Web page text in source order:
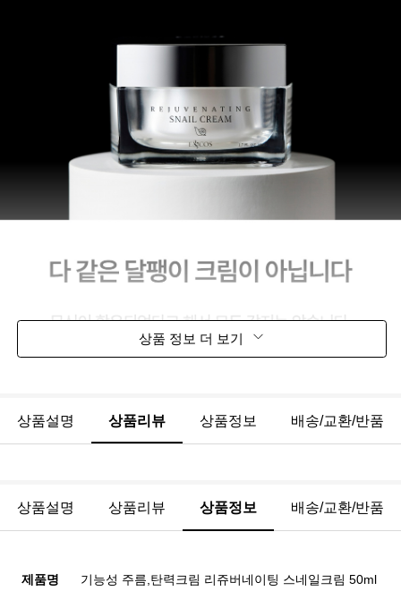
상품 정보 더 보기
상품설명 상품리뷰 상품정보 배송/교환/반품
상품설명 상품리뷰 상품정보 배송/교환/반품
제품명 기능성 주름,탄력크림 리쥬버네이팅 스네일크림 50ml